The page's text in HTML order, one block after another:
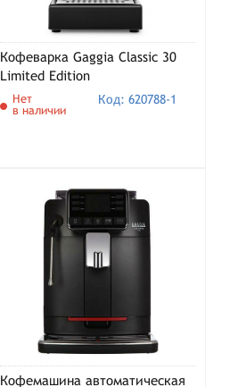
Кофеварка Gaggia Classic 30
Limited Edition
Нет
в наличии
Код: 620788-1
Кофемашина автоматическая